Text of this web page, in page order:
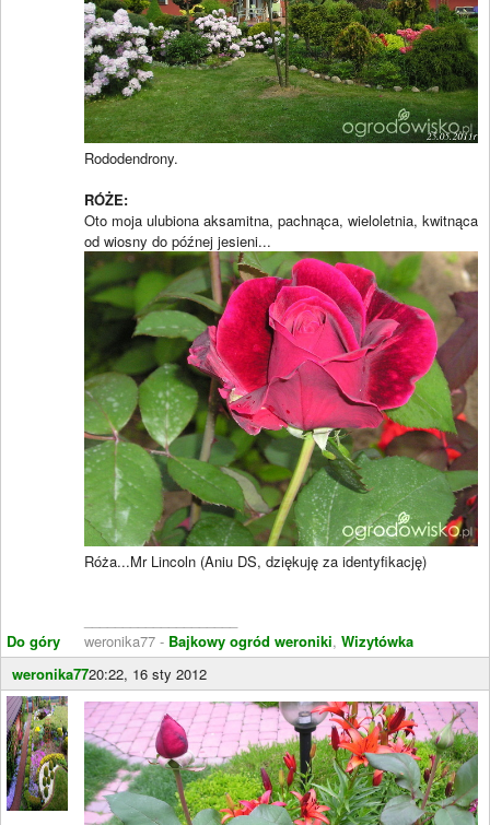
Do góry
Rododendrony.
RÓŻE:
Oto moja ulubiona aksamitna, pachnąca, wieloletnia, kwitnąca
od wiosny do późnej jesieni...
Róża...Mr Lincoln (Aniu DS, dziękuję za identyfikację)
weronika77 - Bajkowy ogród weroniki, Wizytówka
weronika7720:22, 16 sty 2012